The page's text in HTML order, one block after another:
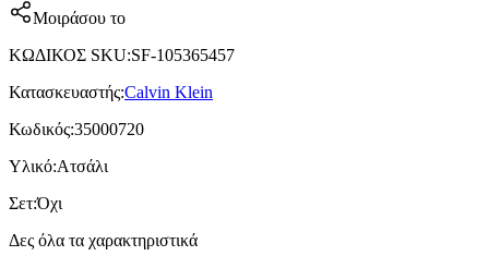
Μοιράσου το
ΚΩΔΙΚΟΣ SKU:SF-105365457
Κατασκευαστής:Calvin Klein
Κωδικός:35000720
Υλικό:Ατσάλι
Σετ:Όχι
Δες όλα τα χαρακτηριστικά